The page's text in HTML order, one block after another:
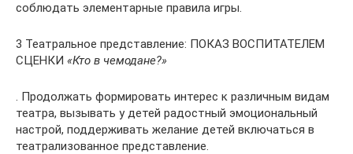
соблюдать элементарные правила игры.
3 Театральное представление: ПОКАЗ ВОСПИТАТЕЛЕМ
СЦЕНКИ «Кто в чемодане?»
. Продолжать формировать интерес к различным видам
театра, вызывать у детей радостный эмоциональный
настрой, поддерживать желание детей включаться в
театрализованное представление.